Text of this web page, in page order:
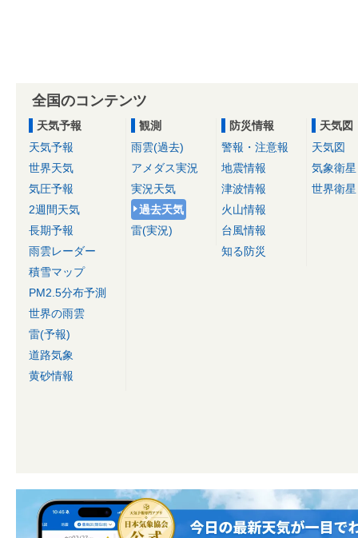
全国のコンテンツ
天気予報
天気予報
世界天気
気圧予報
2週間天気
長期予報
雨雲レーダー
積雪マップ
PM2.5分布予測
世界の雨雲
雷(予報)
道路気象
黄砂情報
観測
雨雲(過去)
アメダス実況
実況天気
過去天気
雷(実況)
防災情報
警報・注意報
地震情報
津波情報
火山情報
台風情報
知る防災
天気図
天気図
気象衛星
世界衛星